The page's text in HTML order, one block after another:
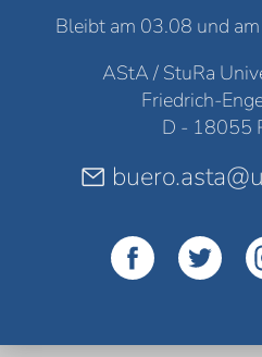
Bleibt am 03.08 und
AStA / StuRa
Friedrich-
D - 18055